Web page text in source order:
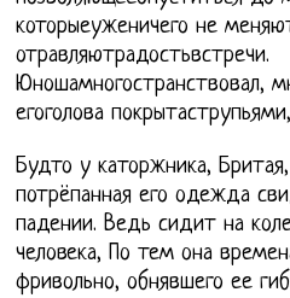
которыеуженичего не
отравляютрадостьвстречи.
Юношамногостранствовал,
егоголова
Будто у каторжника,
потрёпанная его одежда
падении. Ведь сидит на
человека, По тем она
фривольно, обнявшего ее